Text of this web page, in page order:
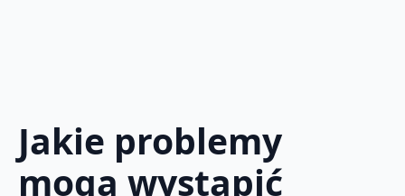
Jakie problemy
mogą wystąpić